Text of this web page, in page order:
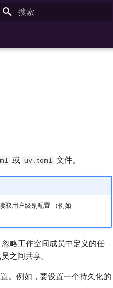
或 uv.toml 文件。
取用户级别配置 （例如
略工作空间成员中定义的任
之间共享。
。例如，要设置一个持久化的